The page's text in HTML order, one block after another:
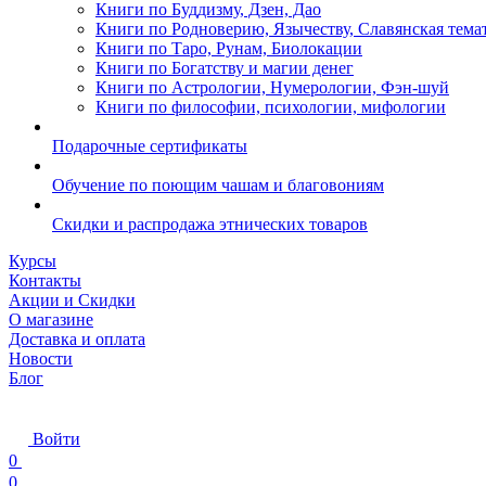
Книги по Буддизму, Дзен, Дао
Книги по Родноверию, Язычеству, Славянская
Книги по Таро, Рунам, Биолокации
Книги по Богатству и магии денег
Книги по Астрологии, Нумерологии, Фэн-шуй
Книги по философии, психологии, мифологии
Подарочные сертификаты
Обучение по поющим чашам и благовониям
Скидки и распродажа этнических товаров
Курсы
Контакты
Акции и Скидки
О магазине
Доставка и оплата
Новости
Блог
Войти
0
0